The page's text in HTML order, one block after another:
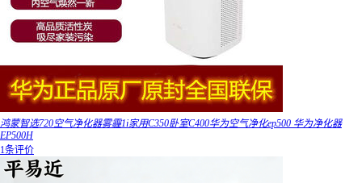
鸿蒙智选720空气净化器雾霾1i家用C350卧室C400华为空气净化ep500 华为净化器
EP500H
1条评价